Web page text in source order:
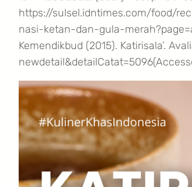
https://sulsel.idntimes.com/food/
nasi-ketan-dan-gula-
Kemendikbud (2015). Katirisala’.